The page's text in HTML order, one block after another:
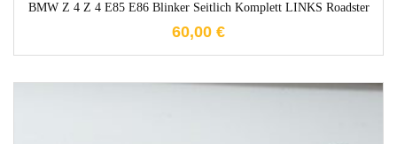
BMW Z 4 Z 4 E85 E86 Blinker Seitlich Komplett LINKS Roadster
60,00 €